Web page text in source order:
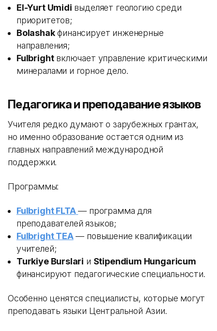
El-Yurt Umidi выделяет геологию среди
приоритетов;
Bolashakфинансирует инженерные
направления;
Fulbrightвключает управление критическими
минералами и горное дело.
Педагогика и преподавание языков
Учителя редко думают о зарубежных грантах,
но именно образование остается одним из
главных направлений международной
поддержки.
Программы:
Fulbright FLTA — программа для
преподавателей языков;
Fulbright TEA— повышение квалификации
учителей;
Turkiye Burslari и Stipendium Hungaricum
финансируют педагогические специальности.
Особенно ценятся специалисты, которые могут
преподавать языки Центральной Азии.